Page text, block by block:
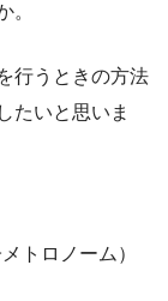
。
行うときの方法
たいと思いま
トロノーム）